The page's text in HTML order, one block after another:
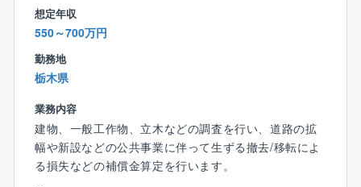
様の要望に沿った最良のものを提案できる強みがあり
ます。
想定年収
550～700万円
勤務地
栃木県
業務内容
建物、一般工作物、立木などの調査を行い、道路の拡
幅や新設などの公共事業に伴って生ずる撤去/移転によ
る損失などの補償金算定を行います。